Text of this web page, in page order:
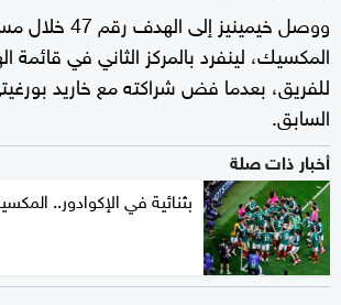
ووصل خيمينيز
المكسيك، لينفرد بالمركز الثاني في قائمة
للفريق، بعدما فض شراكته مع خاريد
السابق.
أخبار ذات صلة
بثنائية في الإكوادور..